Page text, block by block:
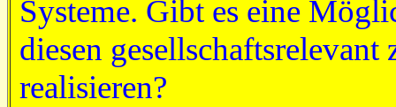
Systeme. Gibt es eine
diesen gesellschaftsrelevant
realisieren?